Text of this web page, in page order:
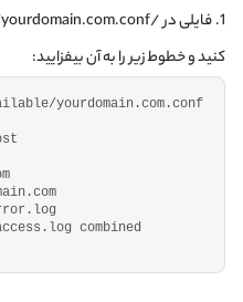
کنید و خطوط زیر را به آن بیفزایید:
yourdomain.com.conf
com
log
log combined